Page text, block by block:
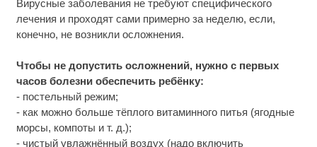
Вирусные заболевания не требуют специфического
лечения и проходят сами примерно за неделю, если,
конечно, не возникли осложнения.
Чтобы не допустить осложнений, нужно с первых
часов болезни обеспечить ребёнку:
- постельный режим;
- как можно больше тёплого витаминного питья (ягодные
морсы, компоты и т. д.);
- чистый увлажнённый воздух (надо включить